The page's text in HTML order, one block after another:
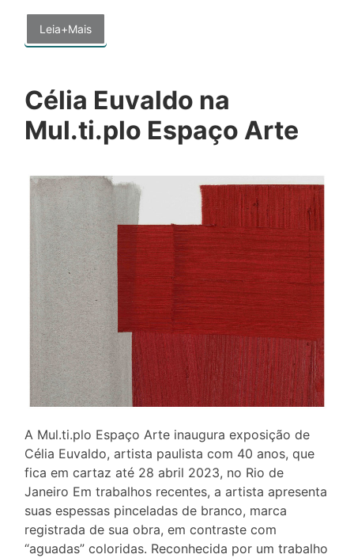
Leia+Mais
Célia Euvaldo na
Mul.ti.plo Espaço Arte
A Mul.ti.plo Espaço Arte inaugura exposição de
Célia Euvaldo, artista paulista com 40 anos, que
fica em cartaz até 28 abril 2023, no Rio de
Janeiro Em trabalhos recentes, a artista apresenta
suas espessas pinceladas de branco, marca
registrada de sua obra, em contraste com
“aguadas” coloridas. Reconhecida por um trabalho